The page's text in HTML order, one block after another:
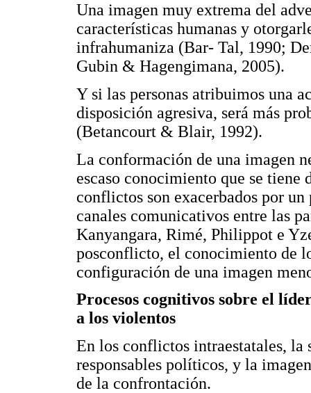
Una imagen muy extrema del
características humanas y
infrahumaniza (Bar- Tal, 1990;
Gubin & Hagengimana, 2005).
Y si las personas atribuimos una
disposición agresiva, será más
(Betancourt & Blair, 1992).
La conformación de una imagen
escaso conocimiento que se tiene
conflictos son exacerbados por
canales comunicativos entre las
Kanyangara, Rimé, Philippot e
posconflicto, el conocimiento de
configuración de una imagen
Procesos cognitivos sobre el
a los violentos
En los conflictos intraestatales,
responsables políticos, y la
de la confrontación.